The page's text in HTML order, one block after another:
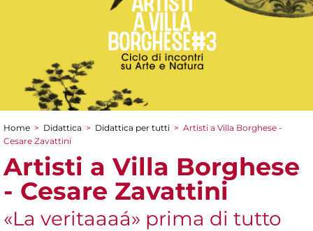
Tu sei qui
Home > Didattica > Didattica per tutti > Artisti a Villa Borghese -
Cesare Zavattini
Artisti a Villa Borghese
- Cesare Zavattini
«La veritaaaá» prima di tutto